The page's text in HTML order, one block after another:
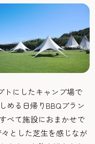
トにしたキャンプ場で
める日帰りBBQプラン
べて施設におまかせで
とした芝生を感じなが